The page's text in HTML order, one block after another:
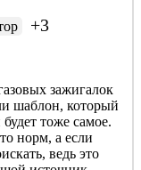
+3
зажигалок
шаблон, который
тоже самое.
норм, а если
ведь это